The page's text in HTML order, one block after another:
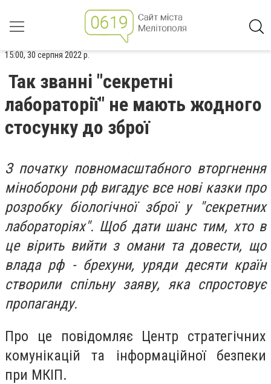
15:00, 30 серпня 2022 р.
Так званні "секретні
лабораторії" не мають жодного
стосунку до зброї
З початку повномасштабного вторгнення
міноборони рф вигадує все нові казки про
розробку біологічної зброї у "секретних
лабораторіях". Щоб дати шанс тим, хто в
це вірить вийти з омани та довести, що
влада рф - брехуни, уряди десяти країн
створили спільну заяву, яка спростовує
пропаганду.
Про це повідомляє Центр стратегічних
комунікацій та інформаційної безпеки
при МКІП.